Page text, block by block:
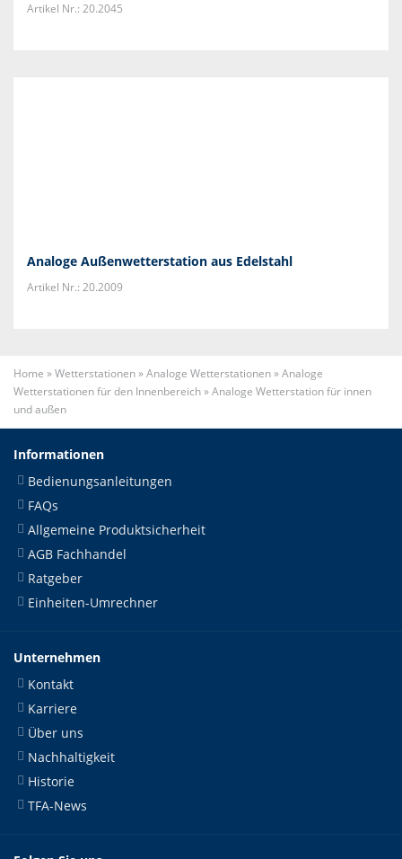
Artikel Nr.: 20.2045
Analoge Außenwetterstation aus Edelstahl
Artikel Nr.: 20.2009
Home »Wetterstationen»Analoge Wetterstationen»Analoge
Wetterstationen für den Innenbereich»Analoge Wetterstation für innen
und außen
Informationen
Bedienungsanleitungen
FAQs
Allgemeine Produktsicherheit
AGB Fachhandel
Ratgeber
Einheiten-Umrechner
Unternehmen
Kontakt
Karriere
Über uns
Nachhaltigkeit
Historie
TFA-News